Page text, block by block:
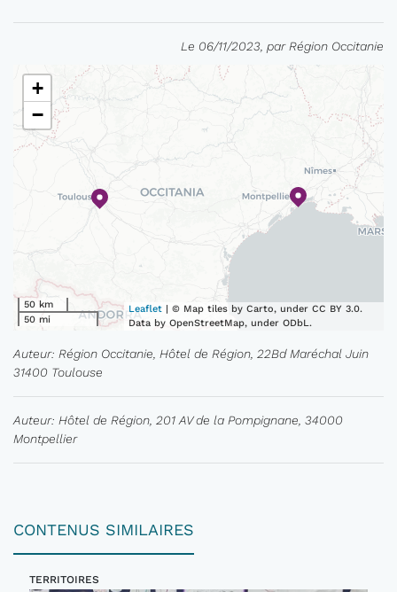
Le 06/11/2023, par Région Occitanie
+
−
50 km
50 mi
Leaflet | © Map tiles by Carto, under CC BY 3.0.
Data by OpenStreetMap, under ODbL.
Auteur: Région Occitanie, Hôtel de Région, 22Bd Maréchal Juin
31400 Toulouse
Auteur: Hôtel de Région, 201 AV de la Pompignane, 34000
Montpellier
CONTENUS SIMILAIRES
TERRITOIRES